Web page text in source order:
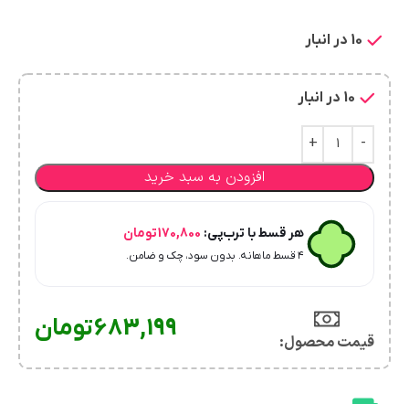
10 در انبار
10 در انبار
افزودن به سبد خرید
هر قسط با ترب‌پی: 170,800تومان
۴ قسط ماهانه. بدون سود، چک و ضامن.
قیمت محصول:​ 683,199تومان